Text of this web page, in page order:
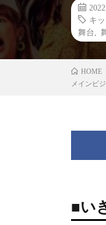
キ
舞台
HOME
メインビ
■い